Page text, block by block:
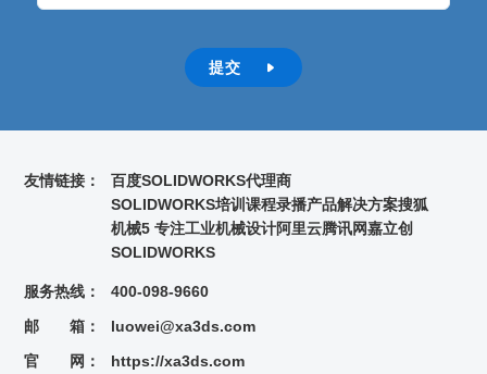
提交 
友情链接： 百度SOLIDWORKS代理商
SOLIDWORKS培训课程录播产品解决方案搜狐
机械5 专注工业机械设计阿里云腾讯网嘉立创
SOLIDWORKS
服务热线：
400-098-9660
邮 箱：
luowei@xa3ds.com
官 网：
https://xa3ds.com